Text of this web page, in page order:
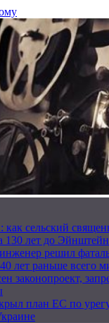
сельский
130 лет до
решил
лет раньше всего
законопроект,
план ЕС по